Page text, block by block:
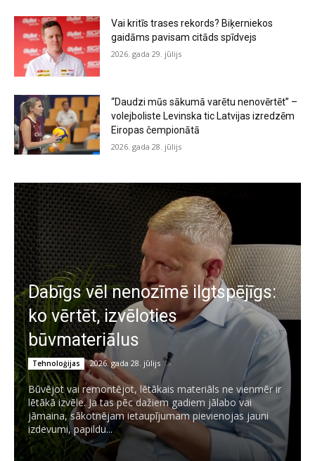
Vai kritīs trases rekords? Biķerniekos
gaidāms pavisam citāds spīdvejs
2026. gada 29. jūlijs
“Daudzi mūs sākumā varētu nenovērtēt” –
volejboliste Levinska tic Latvijas izredzēm
Eiropas čempionātā
2026. gada 28. jūlijs
Dabīgs vēl nenozīmē ilgtspējīgs:
ko vērtēt, izvēloties
būvmateriālus
Tehnoloģijas 2026. gada 28. jūlijs
Būvējot vai remontējot, lētākais materiāls ne vienmēr ir
lētākā izvēle. Ja tas pēc dažiem gadiem jālabo vai
jāmaina, sākotnējam ietaupījumam pievienojas jauni
izdevumi, papildu...